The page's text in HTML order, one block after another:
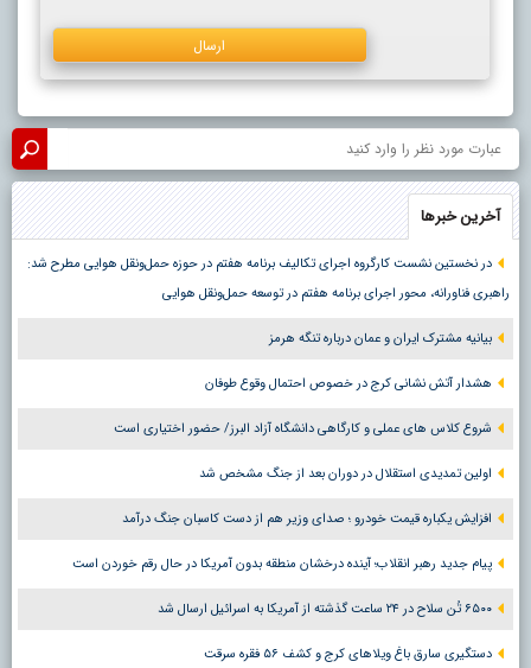
آخرین خبرها
در نخستین نشست کارگروه اجرای تکالیف برنامه هفتم در حوزه حمل‌ونقل هوایی مطرح شد:
راهبری فناورانه، محور اجرای برنامه هفتم در توسعه حمل‌ونقل هوایی
بیانیه مشترک ایران و عمان درباره تنگه هرمز
هشدار آتش نشانی کرج در خصوص احتمال وقوع طوفان
شروع کلاس های عملی و کارگاهی دانشگاه آزاد البرز/ حضور اختیاری است
اولین تمدیدی استقلال در دوران بعد از جنگ مشخص شد
افزایش یکباره قیمت خودرو ؛ صدای وزیر هم از دست کاسبان جنگ درآمد
پیام جدید رهبر انقلاب؛ آینده درخشان منطقه بدون آمریکا در حال رقم خوردن است
۶۵۰۰ تُن سلاح در ۲۴ ساعت گذشته از آمریکا به اسرائیل ارسال شد
دستگیری سارق باغ ویلاهای کرج و کشف ۵۶ فقره سرقت